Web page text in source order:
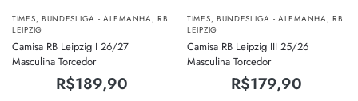
TIMES, BUNDESLIGA - ALEMANHA,RB
LEIPZIG
Camisa RB Leipzig I 26/27
Masculina Torcedor
R$189,90
TIMES, BUNDESLIGA - ALEMANHA,RB
LEIPZIG
Camisa RB Leipzig III 25/26
Masculina Torcedor
R$179,90